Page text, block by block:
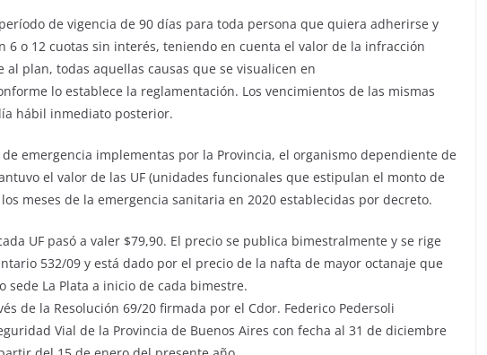
de vigencia de 90 días para toda persona que quiera adherirse y
o 12 cuotas sin interés, teniendo en cuenta el valor de la infracción
al plan, todas aquellas causas que se visualicen en
lo establece la reglamentación. Los vencimientos de las mismas
hábil inmediato posterior.
emergencia implementas por la Provincia, el organismo dependiente de
el valor de las UF (unidades funcionales que estipulan el monto de
meses de la emergencia sanitaria en 2020 establecidas por decreto.
UF pasó a valer $79,90. El precio se publica bimestralmente y se rige
532/09 y está dado por el precio de la nafta de mayor octanaje que
sede La Plata a inicio de cada bimestre.
de la Resolución 69/20 firmada por el Cdor. Federico Pedersoli
Vial de la Provincia de Buenos Aires con fecha al 31 de diciembre